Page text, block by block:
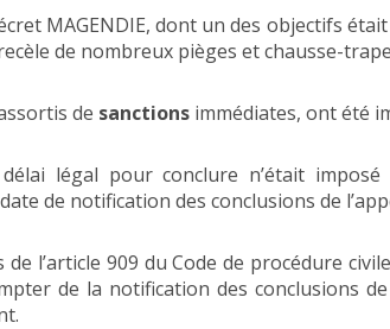
MAGENDIE, dont un des objectifs
de nombreux pièges et chausse-
de sanctions immédiates, ont été
légal pour conclure n’était
de notification des conclusions de
l’article 909 du Code de procédure
de la notification des conclusions